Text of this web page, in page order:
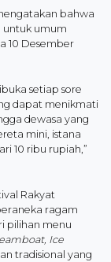
bahwa
untuk umum
10 Desember
setiap sore
dapat menikmati
dewasa yang
mini, istana
10 ribu rupiah,”
Rakyat
ragam
pilihan menu
Ice
tradisional yang